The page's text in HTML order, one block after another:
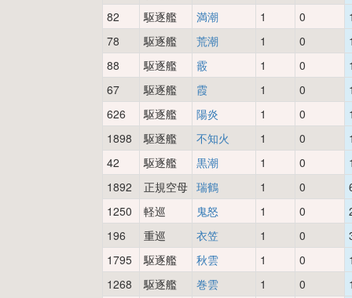
82
駆逐艦 満潮 1 0
78
駆逐艦 荒潮 1 0
88
駆逐艦 霰 1 0
67
駆逐艦 霞 1 0
626
駆逐艦 陽炎 1 0
1898
駆逐艦 不知火 1 0
42
駆逐艦 黒潮 1 0
1892
正規空母 瑞鶴 1 0
1250
軽巡 鬼怒 1 0
196
重巡 衣笠 1 0
1795
駆逐艦 秋雲 1 0
1268
駆逐艦 巻雲 1 0